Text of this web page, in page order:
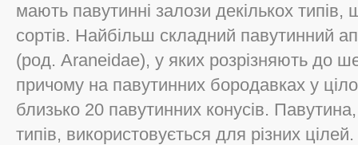
мають павутинні залози декількох типів,
сортів. Найбільш складний павутинний
(род. Araneіdae), у яких розрізняють до
причому на павутинних бородавках у
близько 20 павутинних конусів.
типів, використовується для різних